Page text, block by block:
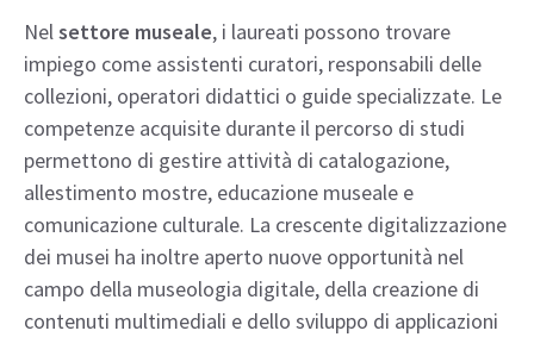
Nelsettore museale, i laureati possono trovare
impiego come assistenti curatori, responsabili delle
collezioni, operatori didattici o guide specializzate. Le
competenze acquisite durante il percorso di studi
permettono di gestire attività di catalogazione,
allestimento mostre, educazione museale e
comunicazione culturale. La crescente digitalizzazione
dei musei ha inoltre aperto nuove opportunità nel
campo della museologia digitale, della creazione di
contenuti multimediali e dello sviluppo di applicazioni